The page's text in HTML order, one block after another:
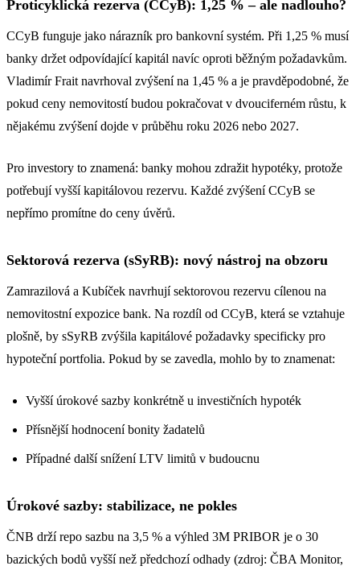
Proticyklická rezerva (CCyB): 1,25 % – ale nadlouho?
CCyB funguje jako nárazník pro bankovní systém. Při 1,25 % musí
banky držet odpovídající kapitál navíc oproti běžným požadavkům.
Vladimír Frait navrhoval zvýšení na 1,45 % a je pravděpodobné, že
pokud ceny nemovitostí budou pokračovat v dvouciferném růstu, k
nějakému zvýšení dojde v průběhu roku 2026 nebo 2027.
Pro investory to znamená: banky mohou zdražit hypotéky, protože
potřebují vyšší kapitálovou rezervu. Každé zvýšení CCyB se
nepřímo promítne do ceny úvěrů.
Sektorová rezerva (sSyRB): nový nástroj na obzoru
Zamrazilová a Kubíček navrhují sektorovou rezervu cílenou na
nemovitostní expozice bank. Na rozdíl od CCyB, která se vztahuje
plošně, by sSyRB zvýšila kapitálové požadavky specificky pro
hypoteční portfolia. Pokud by se zavedla, mohlo by to znamenat:
Vyšší úrokové sazby konkrétně u investičních hypoték
Přísnější hodnocení bonity žadatelů
Případné další snížení LTV limitů v budoucnu
Úrokové sazby: stabilizace, ne pokles
ČNB drží repo sazbu na 3,5 % a výhled 3M PRIBOR je o 30
bazických bodů vyšší než předchozí odhady (zdroj: ČBA Monitor,